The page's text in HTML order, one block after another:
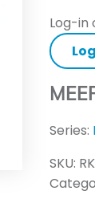
Log-in
Series:
SKU: